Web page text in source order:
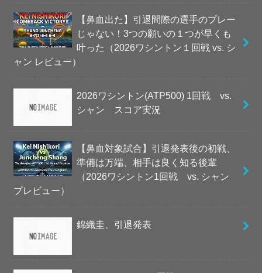
【鼻血出た】引退間際の選手のプレー
じゃない！3つの願いの１つが早くも
叶った（2026ワシントン１回戦 vs. シ
ャン レビュー）
2026ワシントン(ATP500) 1回戦 vs.
シャン スコア実況
【鼻血対象試合】引退発表後の初戦、
準備は万端、相手は良く知る後輩
（2026ワシントン1回戦 vs. シャン
プレビュー）
錦織圭、引退発表